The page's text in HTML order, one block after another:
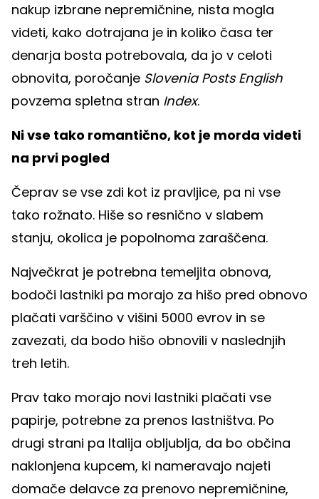
nakup izbrane nepremičnine, nista mogla
videti, kako dotrajana je in koliko časa ter
denarja bosta potrebovala, da jo v celoti
obnovita, poročanje Slovenia Posts English
povzema spletna stran Index.
Ni vse tako romantično, kot je morda videti
na prvi pogled
Čeprav se vse zdi kot iz pravljice, pa ni vse
tako rožnato. Hiše so resnično v slabem
stanju, okolica je popolnoma zaraščena.
Največkrat je potrebna temeljita obnova,
bodoči lastniki pa morajo za hišo pred obnovo
plačati varščino v višini 5000 evrov in se
zavezati, da bodo hišo obnovili v naslednjih
treh letih.
Prav tako morajo novi lastniki plačati vse
papirje, potrebne za prenos lastništva. Po
drugi strani pa Italija obljublja, da bo občina
naklonjena kupcem, ki nameravajo najeti
domače delavce za prenovo nepremičnine,